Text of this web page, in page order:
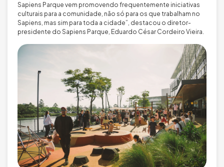
Sapiens Parque vem promovendo frequentemente iniciativas
culturais para a comunidade, não só para os que trabalham no
Sapiens, mas sim para toda a cidade”, destacou o diretor-
presidente do Sapiens Parque, Eduardo César Cordeiro Vieira.